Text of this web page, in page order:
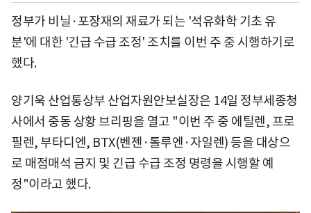
정부가 비닐·포장재의 재료가 되는 '석유화학 기초 유
분'에 대한 '긴급 수급 조정' 조치를 이번 주 중 시행하기로
했다.
양기욱 산업통상부 산업자원안보실장은 14일 정부세종청
사에서 중동 상황 브리핑을 열고 "이번 주 중 에틸렌, 프로
필렌, 부타디엔, BTX(벤젠·톨루엔·자일렌) 등을 대상으
로 매점매석 금지 및 긴급 수급 조정 명령을 시행할 예
정"이라고 했다.